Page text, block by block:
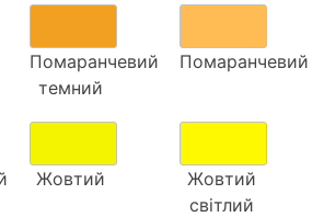
Помаранчевий
темний
Помаранчевий
Жовтий
Жовтий
світлий